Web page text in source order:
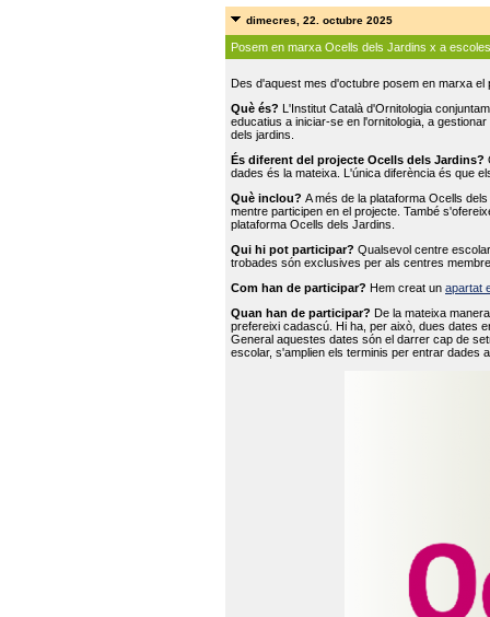
dimecres, 22. octubre 2025
Posem en marxa Ocells dels Jardins x a escoles
Des d'aquest mes d'octubre posem en marxa
Què és? L'Institut Català d'Ornitologia
educatius a iniciar-se en l'ornitologia, a
dels jardins.
És diferent del projecte Ocells dels Jardins?
dades és la mateixa. L'única diferència és que
Què inclou? A més de la plataforma Ocells
mentre participen en el projecte. També
plataforma Ocells dels Jardins.
Qui hi pot participar? Qualsevol centre
trobades són exclusives per als centres
Com han de participar? Hem creat un apartat
Quan han de participar? De la mateixa
prefereixi cadascú. Hi ha, per això, dues dates
General aquestes dates són el darrer cap de
escolar, s'amplien els terminis per entrar dades